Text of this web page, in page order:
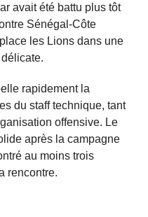
avait été battu plus tôt
Sénégal-Côte
les Lions dans une
rapidement la
du staff technique, tant
offensive. Le
après la campagne
au moins trois
rencontre.